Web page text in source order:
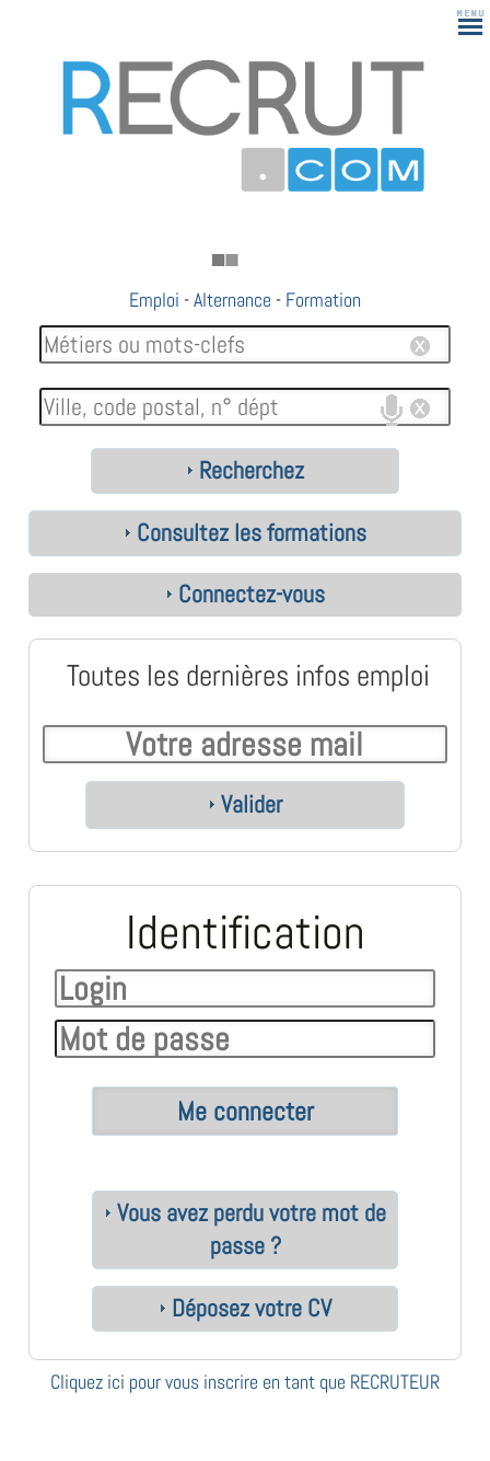
Emploi -Alternance - Formation
Recherchez
Consultez les formations
Connectez-vous
Toutes les dernières infos emploi
Valider
Identification
Vous avez perdu votre mot de
passe ?
Déposez votre CV
Cliquez ici pour vous inscrire en tant que RECRUTEUR